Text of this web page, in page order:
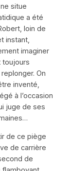
situe
a été
loin de
instant,
imaginer
toujours
On
inventé,
à l’occasion
juge de ses
de ce piège
de carrière
de